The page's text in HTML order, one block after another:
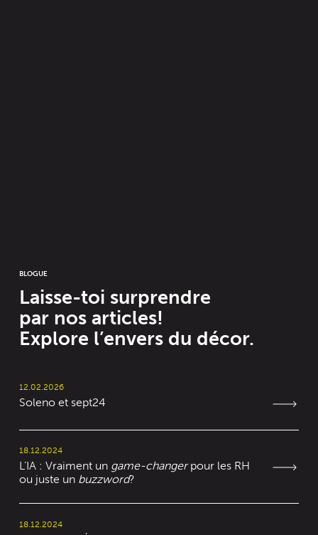
BLOGUE
Laisse-toi surprendre
par nos articles!
Explore l’envers du décor.
12.02.2026
Soleno et sept24
18.12.2024
L’IA : Vraiment un game-changerpour les RH
ou juste un buzzword?
18.12.2024